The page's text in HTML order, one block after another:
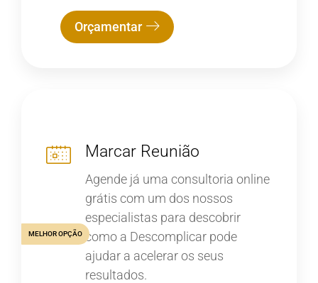
Orçamentar
Marcar Reunião
Agende já uma consultoria online
grátis com um dos nossos
especialistas para descobrir
como a Descomplicar pode
ajudar a acelerar os seus
resultados.
MELHOR OPÇÃO